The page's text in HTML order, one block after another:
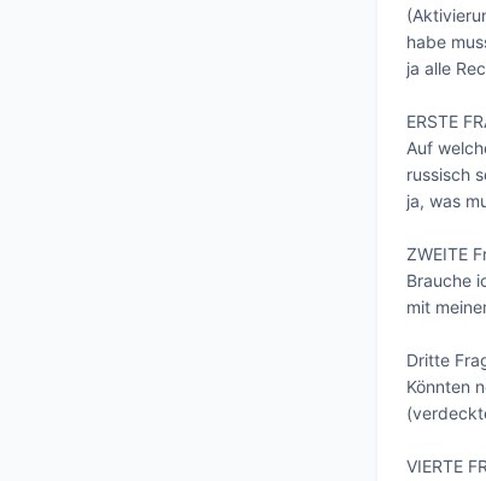
habe
ja alle
ERSTE
Auf
russisch
ja, was
ZWEITE
Brauche
mit
Dritte
Könnten
VIERTE